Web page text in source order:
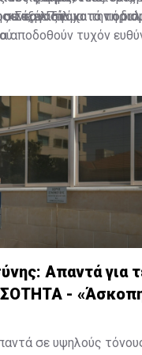
συνεργασία κατά τη
εξέλιξη.
με στόχο την
Στον Πάλμα το
αποδοθούν τυχόν
Απαντά για
-
σε υψηλούς